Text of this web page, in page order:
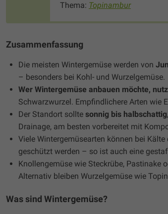
Thema: Topinambur
Zusammenfassung
Die meisten Wintergemüse werden von
– besonders bei Kohl- und Wurzelgemüse.
Wer Wintergemüse anbauen möchte,
Schwarzwurzel. Empfindlichere Arten wie
Der Standort sollte sonnig bis halbschattig
Drainage, am besten vorbereitet mit
Viele Wintergemüsearten können bei
geschützt werden – so ist auch eine
Knollengemüse wie Steckrübe, Pastinake
Alternativ bleiben Wurzelgemüse wie
Was sind Wintergemüse?